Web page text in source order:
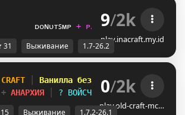
ɪɴ ᴀᴄʀ ᴀ
+ ᴘᴀʀᴋᴏᴜʀ + ꜱᴜʀᴠɪᴠᴀʟ
9/2k
play.inacraft.my.id
31 Выживание 1.7-26.2
CRAFT Ванилла без плагинов
+ АНАРХИЯ ? ВОЙСЧАТ │ 1.7.2 -
0/2k
play.old-craft-mc…
Выживание 1.7.2-26.1